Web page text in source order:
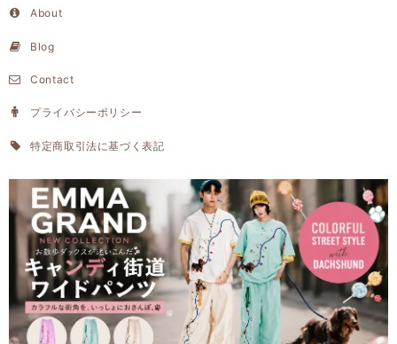
About
Blog
Contact
プライバシーポリシー
特定商取引法に基づく表記